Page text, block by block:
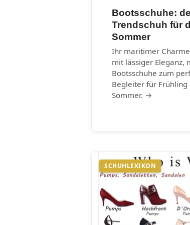
Bootsschuhe:
Trendschuh für
Sommer
Ihr maritimer
mit lässiger Eleganz,
Bootsschuhe zum
Begleiter für Frühling
Sommer. →
SCHUHLEXIKON